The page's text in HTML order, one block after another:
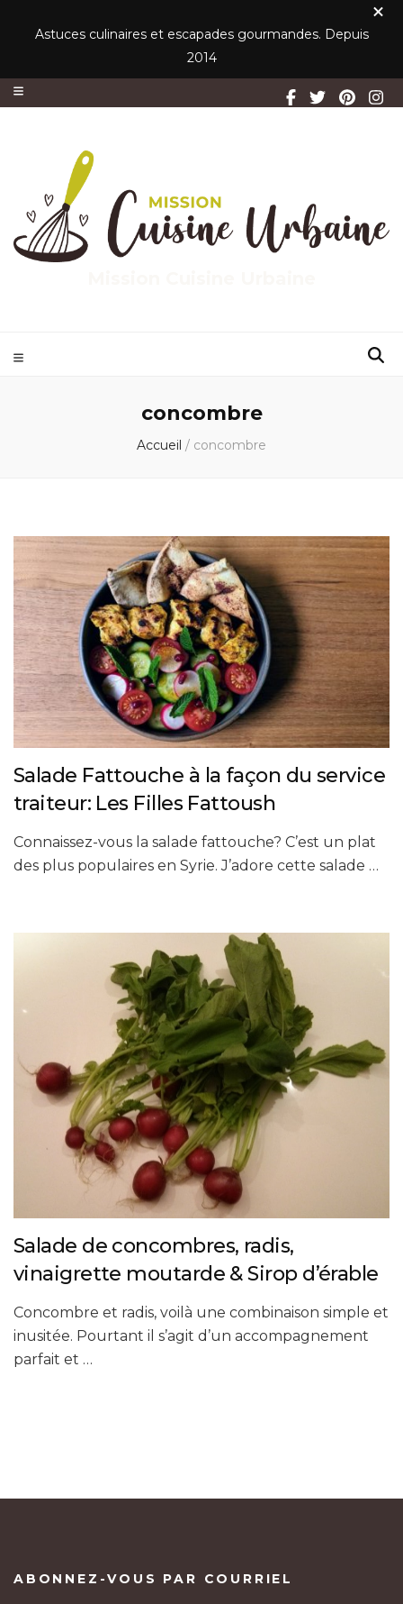
Astuces culinaires et escapades gourmandes. Depuis
2014
concombre
Accueil / concombre
Salade Fattouche à la façon du service
traiteur: Les Filles Fattoush
Connaissez-vous la salade fattouche? C’est un plat
des plus populaires en Syrie. J’adore cette salade …
Salade de concombres, radis,
vinaigrette moutarde & Sirop d’érable
Concombre et radis, voilà une combinaison simple et
inusitée. Pourtant il s’agit d’un accompagnement
parfait et …
ABONNEZ-VOUS PAR COURRIEL